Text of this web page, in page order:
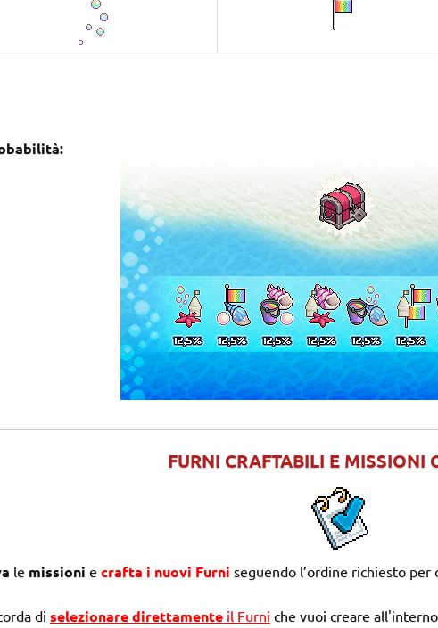
FURNI CRAFTABILI E MISSIONI
le missioni e crafta i nuovi Furni seguendo l’ordine richiesto per
di selezionare direttamenteil Furni che vuoi creare